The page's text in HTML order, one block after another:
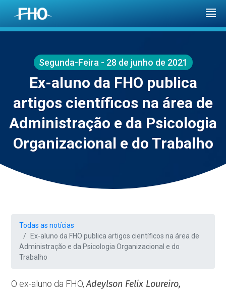
Segunda-Feira - 28 de junho de 2021
Ex-aluno da FHO publica
artigos científicos na área de
Administração e da Psicologia
Organizacional e do Trabalho
Todas as notícias
Ex-aluno da FHO publica artigos científicos na área de
Administração e da Psicologia Organizacional e do
Trabalho
O ex-aluno da FHO,Adeylson Felix Loureiro,